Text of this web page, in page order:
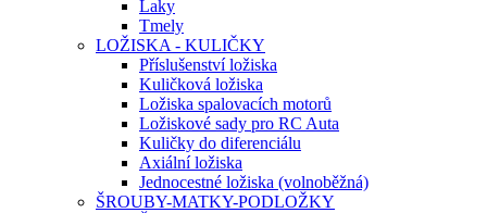
Laky
Tmely
LOŽISKA - KULIČKY
Příslušenství ložiska
Kuličková ložiska
Ložiska spalovacích motorů
Ložiskové sady pro RC Auta
Kuličky do diferenciálu
Axiální ložiska
Jednocestné ložiska (volnoběžná)
ŠROUBY-MATKY-PODLOŽKY